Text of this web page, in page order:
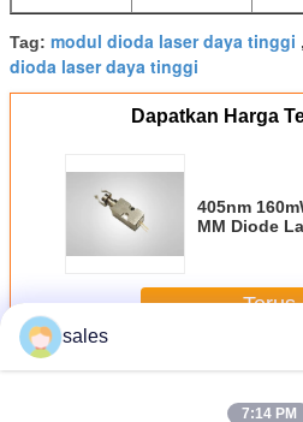
Tag: modul dioda laser daya tinggi ,
dioda laser daya tinggi
Dapatkan Harga
405nm
MM Diode
Terus
LebihSerat Dioda Laser
sales
7:14 PM